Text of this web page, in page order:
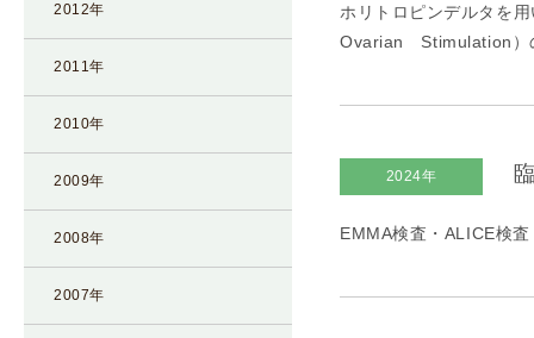
併
2012年
2011年
2010年
2009年
2008年
2007年
ホリトロピンデルタを
Ovarian Stimulation）
2024年
EMMA検査・ALICE検査